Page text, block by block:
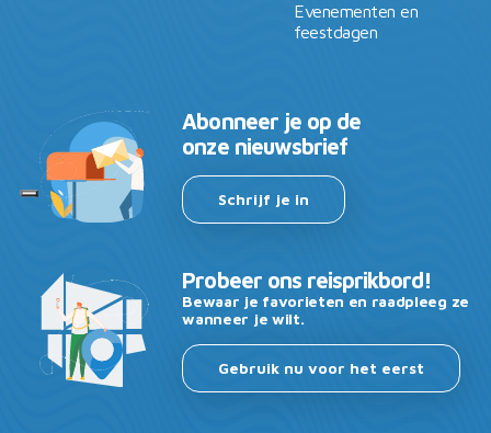
Evenementen en
feestdagen
Abonneer je op de
onze nieuwsbrief
Schrijf je in
Probeer ons reisprikbord!
Bewaar je favorieten en raadpleeg ze
wanneer je wilt.
Gebruik nu voor het eerst